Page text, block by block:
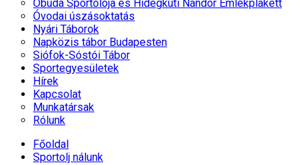
Óbuda Sportolója és Hidegkuti Nándor Emlékplakett
Óvodai úszásoktatás
Nyári Táborok
Napközis tábor Budapesten
Siófok-Sóstói Tábor
Sportegyesületek
Hírek
Kapcsolat
Munkatársak
Rólunk
Főoldal
Sportolj nálunk